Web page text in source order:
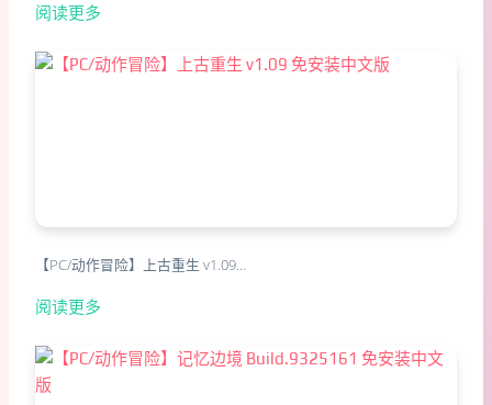
阅读更多
【PC/动作冒险】上古重生 v1.09…
阅读更多